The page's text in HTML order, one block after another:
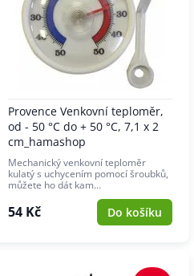
Provence Venkovní teploměr,
od - 50 °C do + 50 °C, 7,1 x 2
cm_hamashop
Mechanický venkovní teploměr
kulatý s uchycením pomocí šroubků,
můžete ho dát kam…
54 Kč Do košíku